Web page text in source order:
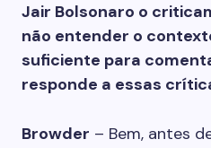
Jair Bolsonaro o
não entender o
suficiente para
responde a essas
Browder – Bem, antes